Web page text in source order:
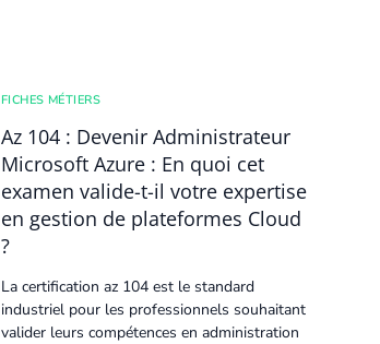
FICHES MÉTIERS
Az 104 : Devenir Administrateur
Microsoft Azure : En quoi cet
examen valide-t-il votre expertise
en gestion de plateformes Cloud
?
La certification az 104 est le standard
industriel pour les professionnels souhaitant
valider leurs compétences en administration